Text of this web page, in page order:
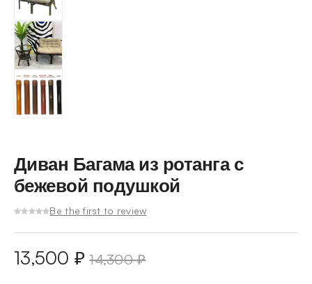
Диван Багама из ротанга с
бежевой подушкой
Be the first to review
14,300₽
13,500 ₽